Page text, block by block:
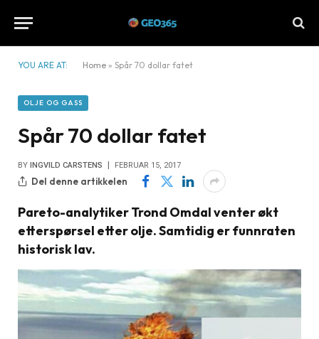
YOU ARE AT: Home » Spår 70 dollar fatet
OLJE OG GASS
Spår 70 dollar fatet
BY INGVILD CARSTENS FEBRUAR 15, 2017
Del denne artikkelen
Pareto-analytiker Trond Omdal venter økt
etterspørsel etter olje. Samtidig er funnraten
historisk lav.